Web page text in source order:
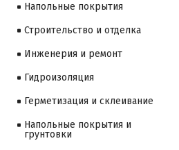
Напольные покрытия
Строительство и отделка
Инженерия и ремонт
Гидроизоляция
Герметизация и склеивание
Напольные покрытия и
грунтовки